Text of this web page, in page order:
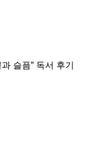
슬픔” 독서 후기